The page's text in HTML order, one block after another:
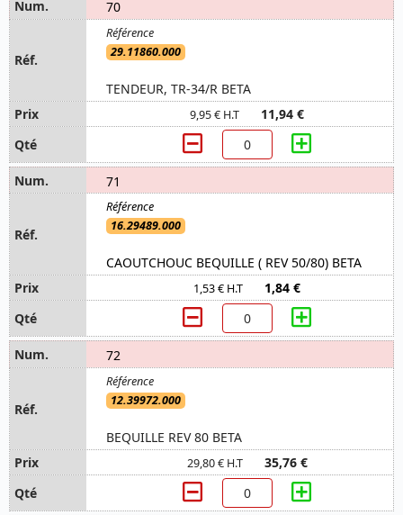
70
29.11860.000
TENDEUR, TR-34/R BETA
9,95 € H.T 11,94 €
71
16.29489.000
CAOUTCHOUC BEQUILLE ( REV 50/80) BETA
1,53 € H.T 1,84 €
72
12.39972.000
BEQUILLE REV 80 BETA
29,80 € H.T 35,76 €